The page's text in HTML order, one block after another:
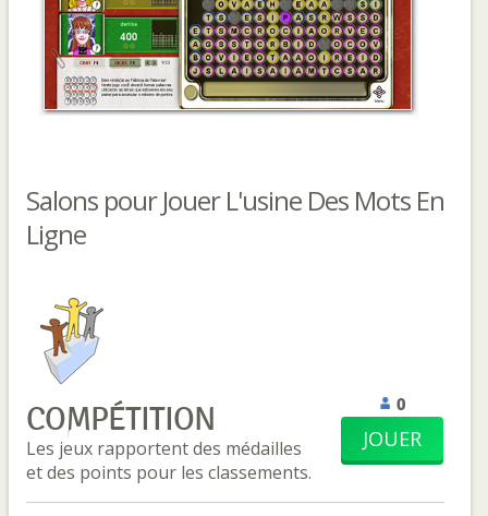
Salons pour Jouer L'usine Des Mots En
Ligne
COMPÉTITION
Les jeux rapportent des médailles
et des points pour les classements.
0
JOUER